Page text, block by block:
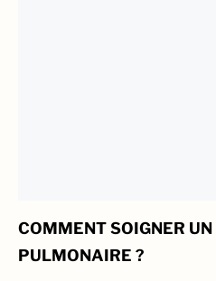
COMMENT SOIGNER
PULMONAIRE ?